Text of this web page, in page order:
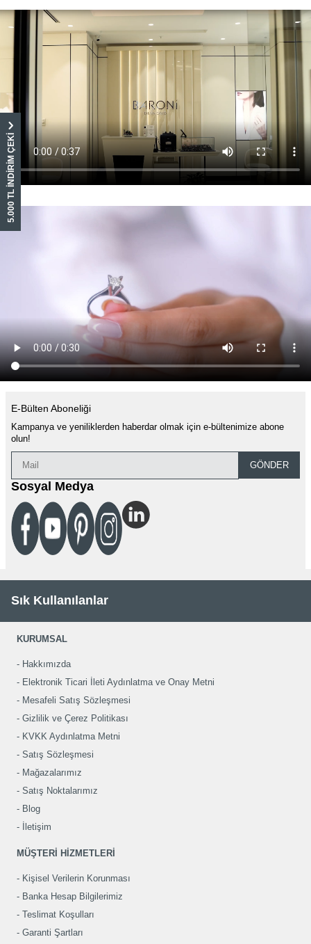
5.000 TL İNDİRİM ÇEKİ
E-Bülten Aboneliği
Kampanya ve yeniliklerden haberdar olmak için e-bültenimize abone
olun!
GÖNDER
Sosyal Medya
Sık Kullanılanlar
KURUMSAL
Hakkımızda
Elektronik Ticari İleti Aydınlatma ve Onay Metni
Mesafeli Satış Sözleşmesi
Gizlilik ve Çerez Politikası
KVKK Aydınlatma Metni
Satış Sözleşmesi
Mağazalarımız
Satış Noktalarımız
Blog
İletişim
MÜŞTERİ HİZMETLERİ
Kişisel Verilerin Korunması
Banka Hesap Bilgilerimiz
Teslimat Koşulları
Garanti Şartları